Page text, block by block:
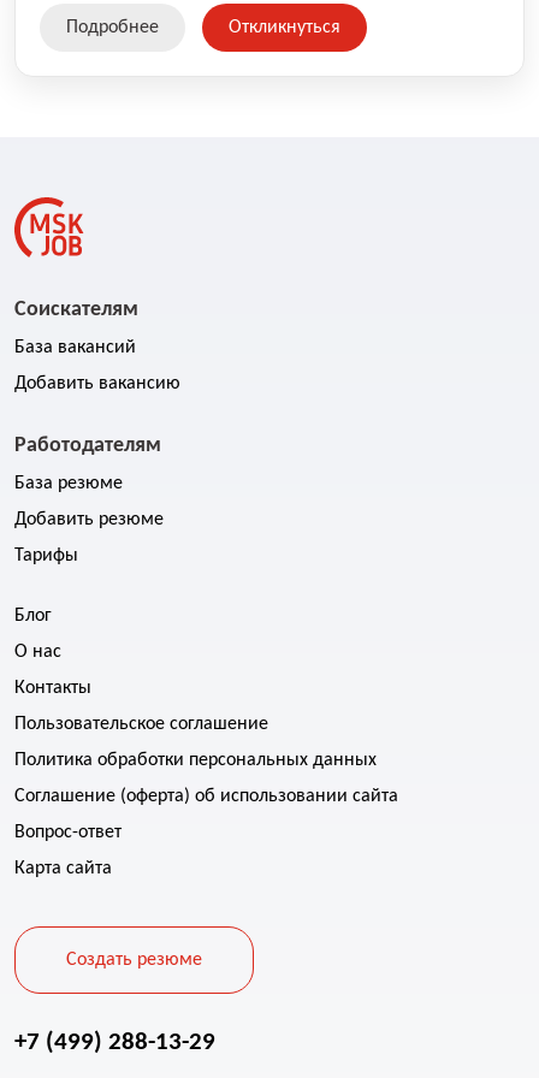
свяжемся с вами в ближайшее время.
Подробнее Откликнуться
Соискателям
База вакансий
Добавить вакансию
Работодателям
База резюме
Добавить резюме
Тарифы
Блог
О нас
Контакты
Пользовательское соглашение
Политика обработки персональных данных
Соглашение (оферта) об использовании сайта
Вопрос-ответ
Карта сайта
Создать резюме
+7 (499) 288-13-29